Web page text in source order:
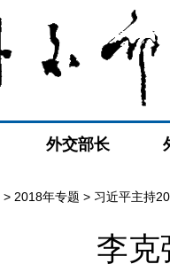
外交部长
> 2018年专题 > 习近平主持
李克